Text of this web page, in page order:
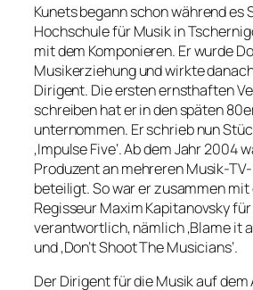
Kunets begann schon während es
Hochschule für Musik in
mit dem Komponieren. Er wurde
Musikerziehung und wirkte
Dirigent. Die ersten ernsthaften
schreiben hat er in den späten
unternommen. Er schrieb nun
‚Impulse Five‘. Ab dem Jahr 2004
Produzent an mehreren Musik-
beteiligt. So war er zusammen mit
Regisseur Maxim Kapitanovsky
verantwortlich, nämlich ‚Blame it
und ‚Don’t Shoot The Musicians‘.
Der Dirigent für die Musik auf dem